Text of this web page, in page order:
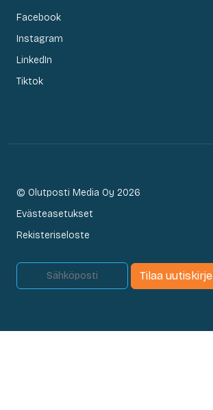
Facebook
Instagram
LinkedIn
Tiktok
© Olutposti Media Oy 2026
Evästeasetukset
Rekisteriseloste
Tilaa uutiskirje